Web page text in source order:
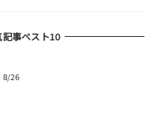
事ベスト10
8/26